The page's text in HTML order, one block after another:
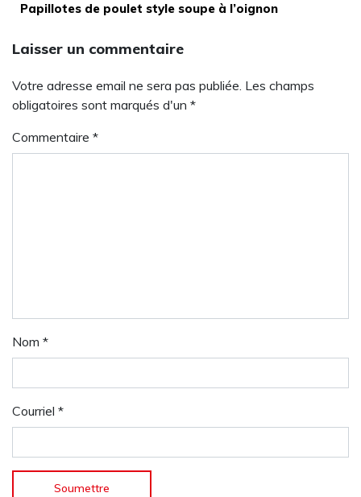
Papillotes de poulet style soupe à l’oignon
Laisser un commentaire
Votre adresse email ne sera pas publiée. Les champs
obligatoires sont marqués d'un *
Commentaire *
Nom *
Courriel *